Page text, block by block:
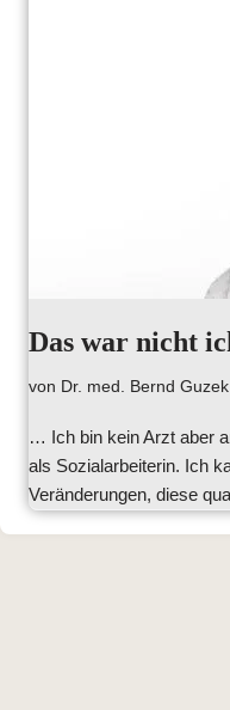
Das war nicht
von Dr. med. Bernd Guzek
… Ich bin kein Arzt aber
als Sozialarbeiterin. Ich
Veränderungen, diese